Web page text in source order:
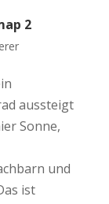
2
aussteigt
Sonne,
und
ist